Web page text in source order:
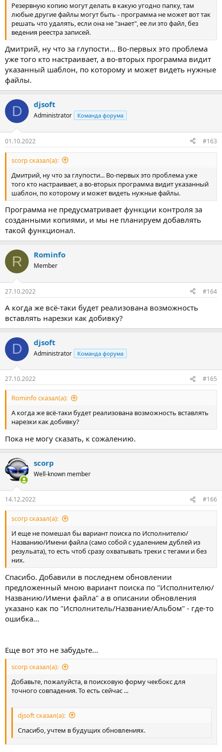
Резервную копию могут делать в какую угодно папку, там
любые другие файлы могут быть - программа не может вот так
решать что удалять, если она не "знает", ее ли это файл, без
ведения реестра записей.
Дмитрий, ну что за глупости... Во-первых это проблема
уже того кто настраивает, а во-вторых программа видит
указанный шаблон, по которому и может видеть нужные
файлы.
D djsoft
Administrator Команда форума
01.10.2022 #163
scorp сказал(а):
Дмитрий, ну что за глупости... Во-первых это проблема уже
того кто настраивает, а во-вторых программа видит указанный
шаблон, по которому и может видеть нужные файлы.
Программа не предусматривает функции контроля за
созданными копиями, и мы не планируем добавлять
такой функционал.
R Rominfo
Member
27.10.2022 #164
А когда же всё-таки будет реализована возможность
вставлять нарезки как добивку?
D djsoft
Administrator Команда форума
27.10.2022 #165
Rominfo сказал(а):
А когда же всё-таки будет реализована возможность вставлять
нарезки как добивку?
Пока не могу сказать, к сожалению.
scorp
Well-known member
14.12.2022 #166
scorp сказал(а):
И еще не помешал бы вариант поиска по Исполнителю/
Названию/Имени файла (само собой с удалением дублей из
резульата), то есть чтоб сразу охватывать треки с тегами и без
них.
Спасибо. Добавили в последнем обновлении
предложенный мною вариант поиска по "Исполнителю/
Названию/Имени файла" а в описании обновления
указано как по "Исполнитель/Название/Альбом" - где-то
ошибка...
Еще вот это не забудьте...
scorp сказал(а):
Добавьте, пожалуйста, в поисковую форму чекбокс для
точного совпадения. То есть сейчас ...
djsoft сказал(а):
Спасибо, учтем в будущих обновлениях.